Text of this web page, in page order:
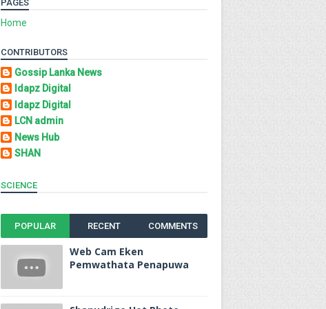
PAGES
Home
CONTRIBUTORS
Gossip Lanka News
Idapz Digital
Idapz Digital
LCN admin
News Hub
SHAN
SCIENCE
POPULAR RECENT COMMENTS
Web Cam Eken
Pemwathata Penapuwa